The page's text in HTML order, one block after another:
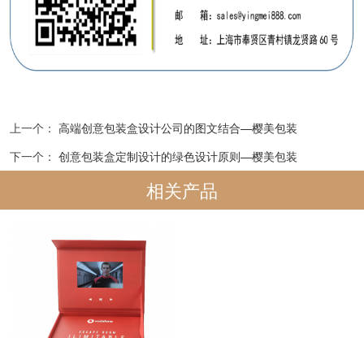
上一个： 高端创意包装盒设计公司的图文结合—樱美包装
下一个： 创意包装盒定制设计的绿色设计原则—樱美包装
相关产品